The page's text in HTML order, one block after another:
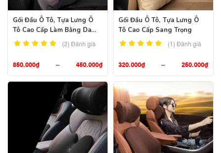
Gối Đầu Ô Tô, Tựa Lưng Ô
Tô Cao Cấp Làm Bằng Da
Nappa
(2)Đánh giá
450.000₫
–
850.000₫
Gối Đầu Ô Tô, Tựa Lưng Ô
Tô Cao Cấp Sang Trọng
(1)Đánh giá
250.000₫
–
320.000₫